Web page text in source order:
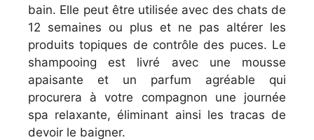
bain. Elle peut être utilisée avec des chats de
12 semaines ou plus et ne pas altérer les
produits topiques de contrôle des puces. Le
shampooing est livré avec une mousse
apaisante et un parfum agréable qui
procurera à votre compagnon une journée
spa relaxante, éliminant ainsi les tracas de
devoir le baigner.